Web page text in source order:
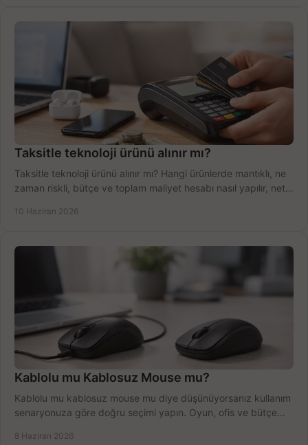
Taksitle teknoloji ürünü alınır mı?
Taksitle teknoloji ürünü alınır mı? Hangi ürünlerde mantıklı, ne
zaman riskli, bütçe ve toplam maliyet hesabı nasıl yapılır, net
10 Haziran 2026
Kablolu mu Kablosuz Mouse mu?
Kablolu mu kablosuz mouse mu diye düşünüyorsanız kullanım
senaryonuza göre doğru seçimi yapın. Oyun, ofis ve bütçe
8 Haziran 2026